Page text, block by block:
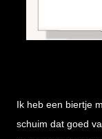
Ik heb een biertje
schuim dat goed